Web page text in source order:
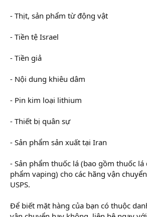
- Thịt, sản phẩm từ động vật
- Tiền tệ Israel
- Tiền giả
- Nội dung khiêu dâm
- Pin kim loại lithium
- Thiết bị quân sự
- Sản phẩm sản xuất tại Iran
- Sản phẩm thuốc lá (bao gồm thuốc lá
phẩm vaping) cho các hãng vận
USPS.
Để biết mặt hàng của bạn có thuộc